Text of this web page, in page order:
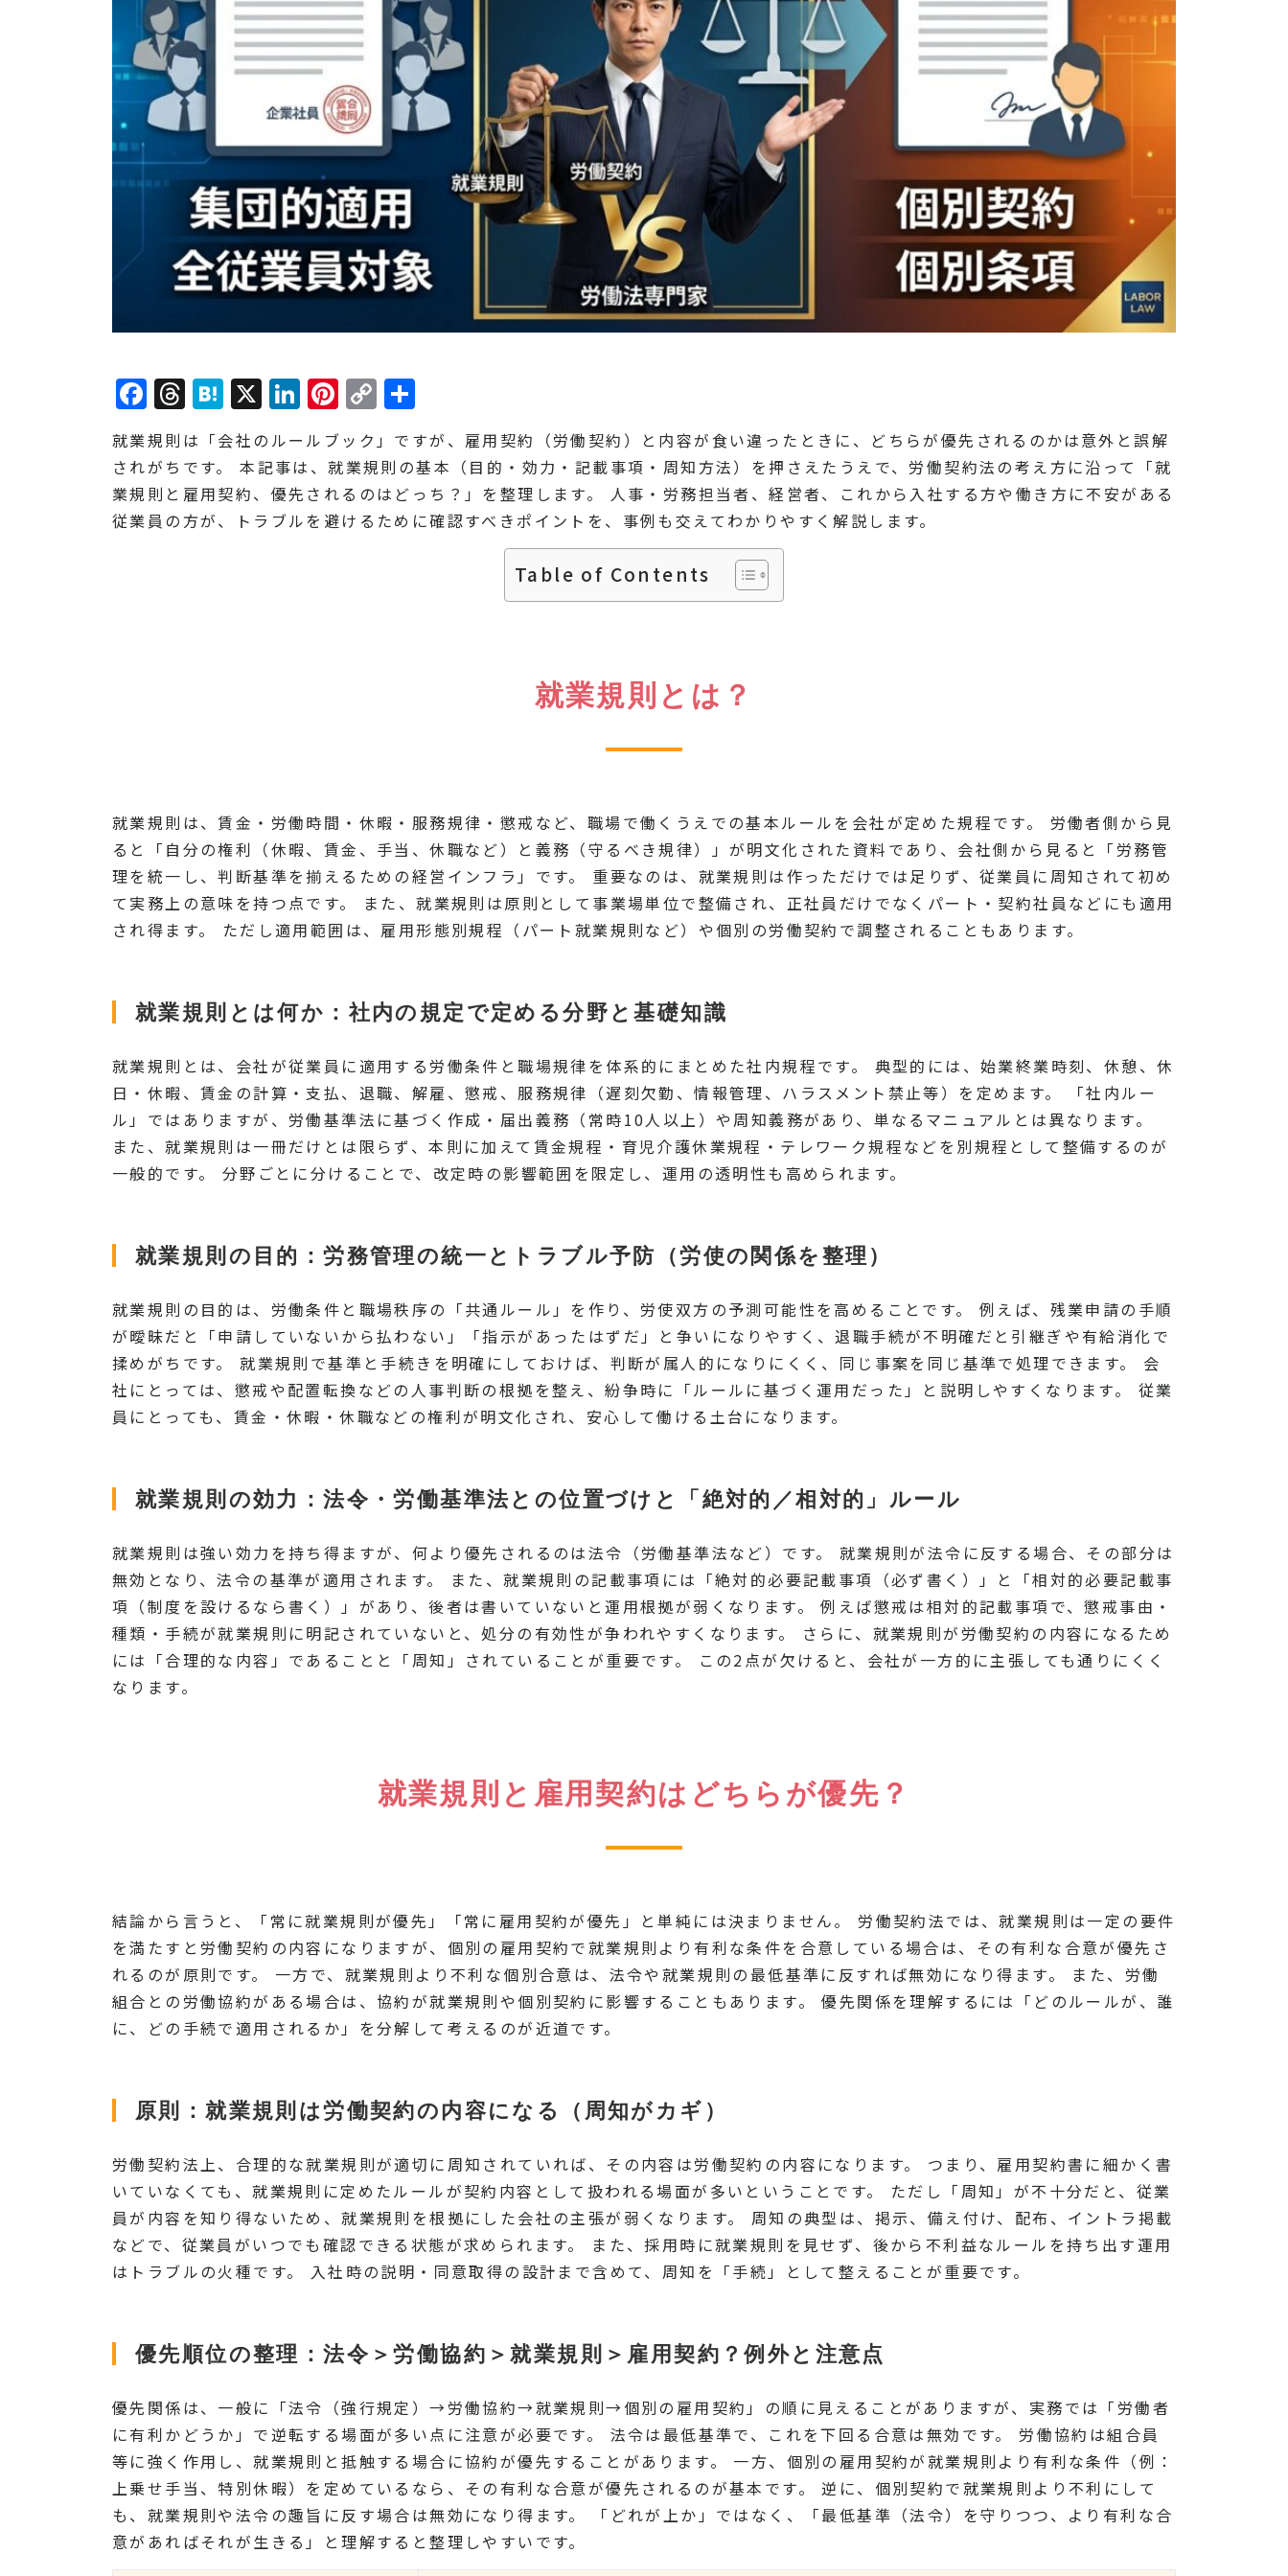
Facebook
Threads
Hatena
X LinkedIn
Pinterest
Copy
Link
有
就業規則は「会社のルールブック」ですが、雇用契約（労働契約）と内容が食い違ったときに、どちらが優先されるのかは意外と誤解
されがちです。 本記事は、就業規則の基本（目的・効力・記載事項・周知方法）を押さえたうえで、労働契約法の考え方に沿って「就
業規則と雇用契約、優先されるのはどっち？」を整理します。 人事・労務担当者、経営者、これから入社する方や働き方に不安がある
従業員の方が、トラブルを避けるために確認すべきポイントを、事例も交えてわかりやすく解説します。
Table of Contents
就業規則とは？
就業規則は、賃金・労働時間・休暇・服務規律・懲戒など、職場で働くうえでの基本ルールを会社が定めた規程です。 労働者側から見
ると「自分の権利（休暇、賃金、手当、休職など）と義務（守るべき規律）」が明文化された資料であり、会社側から見ると「労務管
理を統一し、判断基準を揃えるための経営インフラ」です。 重要なのは、就業規則は作っただけでは足りず、従業員に周知されて初め
て実務上の意味を持つ点です。 また、就業規則は原則として事業場単位で整備され、正社員だけでなくパート・契約社員などにも適用
され得ます。 ただし適用範囲は、雇用形態別規程（パート就業規則など）や個別の労働契約で調整されることもあります。
就業規則とは何か：社内の規定で定める分野と基礎知識
就業規則とは、会社が従業員に適用する労働条件と職場規律を体系的にまとめた社内規程です。 典型的には、始業終業時刻、休憩、休
日・休暇、賃金の計算・支払、退職、解雇、懲戒、服務規律（遅刻欠勤、情報管理、ハラスメント禁止等）を定めます。 「社内ルー
ル」ではありますが、労働基準法に基づく作成・届出義務（常時10人以上）や周知義務があり、単なるマニュアルとは異なります。
また、就業規則は一冊だけとは限らず、本則に加えて賃金規程・育児介護休業規程・テレワーク規程などを別規程として整備するのが
一般的です。 分野ごとに分けることで、改定時の影響範囲を限定し、運用の透明性も高められます。
就業規則の目的：労務管理の統一とトラブル予防（労使の関係を整理）
就業規則の目的は、労働条件と職場秩序の「共通ルール」を作り、労使双方の予測可能性を高めることです。 例えば、残業申請の手順
が曖昧だと「申請していないから払わない」「指示があったはずだ」と争いになりやすく、退職手続が不明確だと引継ぎや有給消化で
揉めがちです。 就業規則で基準と手続きを明確にしておけば、判断が属人的になりにくく、同じ事案を同じ基準で処理できます。 会
社にとっては、懲戒や配置転換などの人事判断の根拠を整え、紛争時に「ルールに基づく運用だった」と説明しやすくなります。 従業
員にとっても、賃金・休暇・休職などの権利が明文化され、安心して働ける土台になります。
就業規則の効力：法令・労働基準法との位置づけと「絶対的／相対的」ルール
就業規則は強い効力を持ち得ますが、何より優先されるのは法令（労働基準法など）です。 就業規則が法令に反する場合、その部分は
無効となり、法令の基準が適用されます。 また、就業規則の記載事項には「絶対的必要記載事項（必ず書く）」と「相対的必要記載事
項（制度を設けるなら書く）」があり、後者は書いていないと運用根拠が弱くなります。 例えば懲戒は相対的記載事項で、懲戒事由・
種類・手続が就業規則に明記されていないと、処分の有効性が争われやすくなります。 さらに、就業規則が労働契約の内容になるため
には「合理的な内容」であることと「周知」されていることが重要です。 この2点が欠けると、会社が一方的に主張しても通りにくく
なります。
就業規則と雇用契約はどちらが優先？
結論から言うと、「常に就業規則が優先」「常に雇用契約が優先」と単純には決まりません。 労働契約法では、就業規則は一定の要件
を満たすと労働契約の内容になりますが、個別の雇用契約で就業規則より有利な条件を合意している場合は、その有利な合意が優先さ
れるのが原則です。 一方で、就業規則より不利な個別合意は、法令や就業規則の最低基準に反すれば無効になり得ます。 また、労働
組合との労働協約がある場合は、協約が就業規則や個別契約に影響することもあります。 優先関係を理解するには「どのルールが、誰
に、どの手続で適用されるか」を分解して考えるのが近道です。
原則：就業規則は労働契約の内容になる（周知がカギ）
労働契約法上、合理的な就業規則が適切に周知されていれば、その内容は労働契約の内容になります。 つまり、雇用契約書に細かく書
いていなくても、就業規則に定めたルールが契約内容として扱われる場面が多いということです。 ただし「周知」が不十分だと、従業
員が内容を知り得ないため、就業規則を根拠にした会社の主張が弱くなります。 周知の典型は、掲示、備え付け、配布、イントラ掲載
などで、従業員がいつでも確認できる状態が求められます。 また、採用時に就業規則を見せず、後から不利益なルールを持ち出す運用
はトラブルの火種です。 入社時の説明・同意取得の設計まで含めて、周知を「手続」として整えることが重要です。
優先順位の整理：法令＞労働協約＞就業規則＞雇用契約？例外と注意点
優先関係は、一般に「法令（強行規定）→労働協約→就業規則→個別の雇用契約」の順に見えることがありますが、実務では「労働者
に有利かどうか」で逆転する場面が多い点に注意が必要です。 法令は最低基準で、これを下回る合意は無効です。 労働協約は組合員
等に強く作用し、就業規則と抵触する場合に協約が優先することがあります。 一方、個別の雇用契約が就業規則より有利な条件（例：
上乗せ手当、特別休暇）を定めているなら、その有利な合意が優先されるのが基本です。 逆に、個別契約で就業規則より不利にして
も、就業規則や法令の趣旨に反す場合は無効になり得ます。 「どれが上か」ではなく、「最低基準（法令）を守りつつ、より有利な合
意があればそれが生きる」と理解すると整理しやすいです。